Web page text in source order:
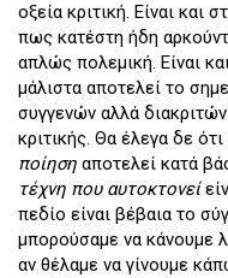
οξεία κριτική. Είναι και
πως κατέστη ήδη
απλώς πολεμική. Είναι
μάλιστα αποτελεί το
συγγενών αλλά
κριτικής. Θα έλεγα δε ότι
ποίηση αποτελεί κατά
τέχνη που αυτοκτονεί
πεδίο είναι βέβαια το
μπορούσαμε να κάνουμε
αν θέλαμε να γίνουμε